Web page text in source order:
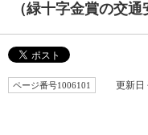
（緑十字金賞の交
ページ番号1006101 更新日